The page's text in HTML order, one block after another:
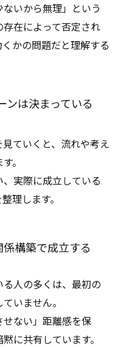
ないから無理」という
在によって否定され
かの問題だと理解する
ンは決まっている
ていくと、流れや考え
。
実際に成立している
理します。
構築で成立する
人の多くは、最初の
いません。
ない」距離感を保
に共有しています。